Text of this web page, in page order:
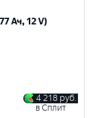
Ач, 12 V)
4 218 руб.
в Сплит